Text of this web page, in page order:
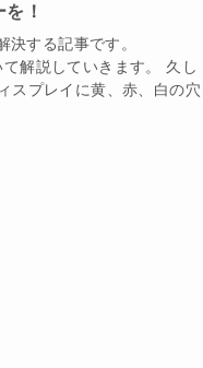
！
決する記事です。
解説していきます。 久し
スプレイに黄、赤、白の穴